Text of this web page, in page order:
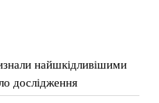
найшкідливішими
дослідження